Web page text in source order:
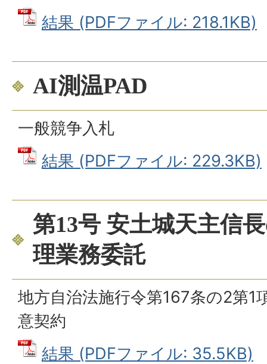
結果 (PDFファイル: 218.1KB)
AI測温PAD
一般競争入札
結果 (PDFファイル: 229.3KB)
第13号 安土城天主信
理業務委託
地方自治法施行令第167条の2第1
意契約
結果 (PDFファイル: 35.5KB)